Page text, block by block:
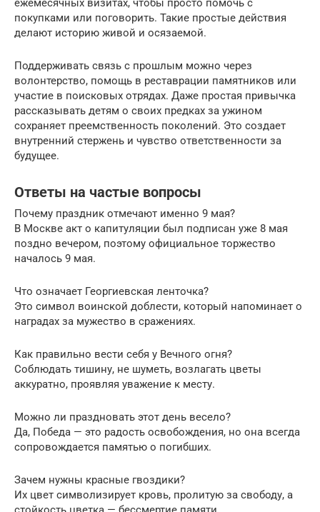
ежемесячных визитах, чтобы просто помочь с
покупками или поговорить. Такие простые действия
делают историю живой и осязаемой.
Поддерживать связь с прошлым можно через
волонтерство, помощь в реставрации памятников или
участие в поисковых отрядах. Даже простая привычка
рассказывать детям о своих предках за ужином
сохраняет преемственность поколений. Это создает
внутренний стержень и чувство ответственности за
будущее.
Ответы на частые вопросы
Почему праздник отмечают именно 9 мая?
В Москве акт о капитуляции был подписан уже 8 мая
поздно вечером, поэтому официальное торжество
началось 9 мая.
Что означает Георгиевская ленточка?
Это символ воинской доблести, который напоминает о
наградах за мужество в сражениях.
Как правильно вести себя у Вечного огня?
Соблюдать тишину, не шуметь, возлагать цветы
аккуратно, проявляя уважение к месту.
Можно ли праздновать этот день весело?
Да, Победа — это радость освобождения, но она всегда
сопровождается памятью о погибших.
Зачем нужны красные гвоздики?
Их цвет символизирует кровь, пролитую за свободу, а